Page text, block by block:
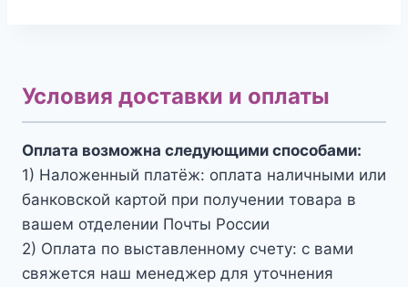
Условия доставки и оплаты
Оплата возможна следующими способами:
1) Наложенный платёж: оплата наличными или
банковской картой при получении товара в
вашем отделении Почты России
2) Оплата по выставленному счету: с вами
свяжется наш менеджер для уточнения